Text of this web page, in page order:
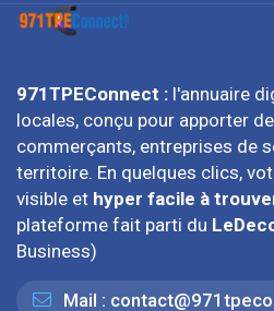
971TPEConnect : l'annuaire
locales, conçu pour apporter
commerçants, entreprises de
territoire. En quelques clics,
visible et hyper facile à
plateforme fait parti du
Business)
Mail :